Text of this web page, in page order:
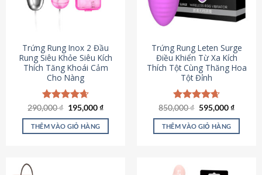
Trứng Rung Inox 2 Đầu
Rung Siêu Khỏe Siêu Kích
Thích Tăng Khoái Cảm
Cho Nàng
Được xếp
hạng4.64
5 sao
290,000₫ Giá
là:
290,000 ₫.
195,000₫Giá
tại
THÊM VÀO GIỎ HÀNG
Trứng Rung Leten Surge
Điều Khiển Từ Xa Kích
Thích Tột Cùng Thăng Hoa
Tột Đỉnh
Được xếp
hạng4.69
5 sao
850,000₫ Giá
là:
850,000 ₫.
595,000₫Giá
tại
THÊM VÀO GIỎ HÀNG